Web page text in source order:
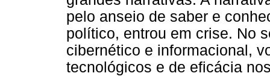
pelo anseio de saber e
político, entrou em crise. No
cibernético e informacional,
tecnológicos e de eficácia